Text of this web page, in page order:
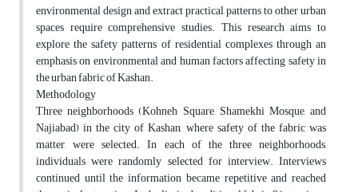
environmental design and extract practical patterns to other urban
spaces require comprehensive studies. This research aims to
explore the safety patterns of residential complexes through an
emphasis on environmental and human factors affecting safety in
the urban fabric of Kashan.
Methodology
Three neighborhoods (Kohneh Square, Shamekhi Mosque, and
Najiabad) in the city of Kashan, where safety of the fabric was
matter, were selected. In each of the three neighborhoods,
individuals were randomly selected for interview. Interviews
continued until the information became repetitive and reached